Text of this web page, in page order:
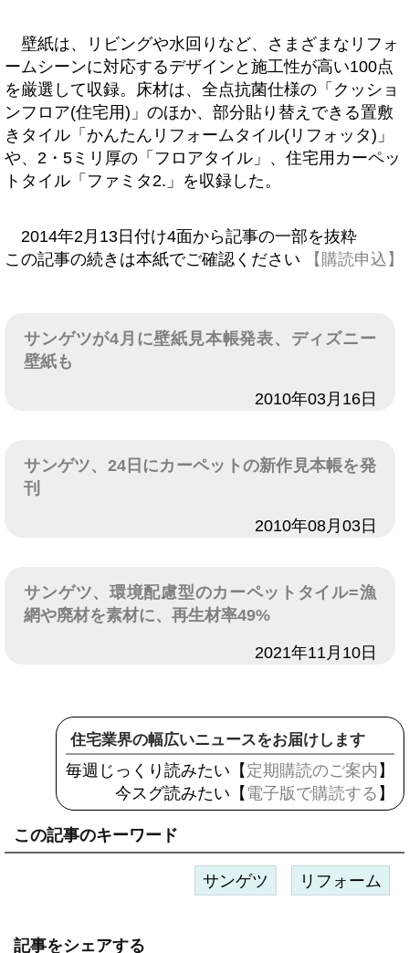
壁紙は、リビングや水回りなど、さまざまなリフォ
ームシーンに対応するデザインと施工性が高い100点
を厳選して収録。床材は、全点抗菌仕様の「クッショ
ンフロア(住宅用)」のほか、部分貼り替えできる置敷
きタイル「かんたんリフォームタイル(リフォッタ)」
や、2・5ミリ厚の「フロアタイル」、住宅用カーペッ
トタイル「ファミタ2.」を収録した。
2014年2月13日付け4面から記事の一部を抜粋
この記事の続きは本紙でご確認ください
【購読申込】
サンゲツが4月に壁紙見本帳発表、ディズニー
壁紙も
2010年03月16日
サンゲツ、24日にカーペットの新作見本帳を発
刊
2010年08月03日
サンゲツ、環境配慮型のカーペットタイル=漁
網や廃材を素材に、再生材率49%
2021年11月10日
住宅業界の幅広いニュースをお届けします
毎週じっくり読みたい【 定期購読のご案内 】
今スグ読みたい【 電子版で購読する 】
この記事のキーワード
サンゲツ リフォーム
記事をシェアする